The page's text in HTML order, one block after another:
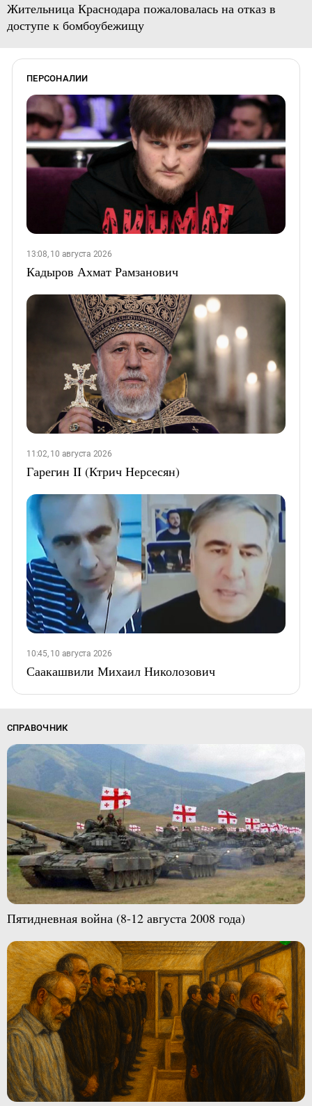
Жительница Краснодара пожаловалась на отказ в
доступе к бомбоубежищу
ПЕРСОНАЛИИ
13:08, 10 августа 2026
Кадыров Ахмат Рамзанович
11:02, 10 августа 2026
Гарегин II (Ктрич Нерсесян)
10:45, 10 августа 2026
Саакашвили Михаил Николозович
СПРАВОЧНИК
Пятидневная война (8-12 августа 2008 года)